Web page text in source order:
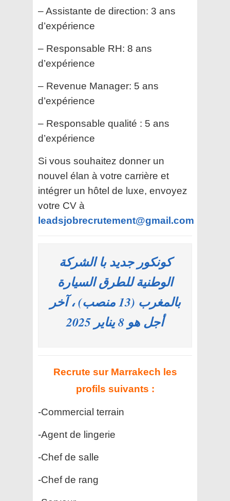
– Assistante de direction: 3 ans
d’expérience
– Responsable RH: 8 ans
d’expérience
– Revenue Manager: 5 ans
d’expérience
– Responsable qualité : 5 ans
d’expérience
Si vous souhaitez donner un
nouvel élan à votre carrière et
intégrer un hôtel de luxe, envoyez
votre CV à
leadsjobrecrutement@gmail.com
كونكور جديد با الشركة
الوطنية للطرق السيارة
بالمغرب (13 منصب) ، آخر
أجل هو 8 يناير 2025
Recrute sur Marrakech les
profils suivants :
-Commercial terrain
-Agent de lingerie
-Chef de salle
-Chef de rang